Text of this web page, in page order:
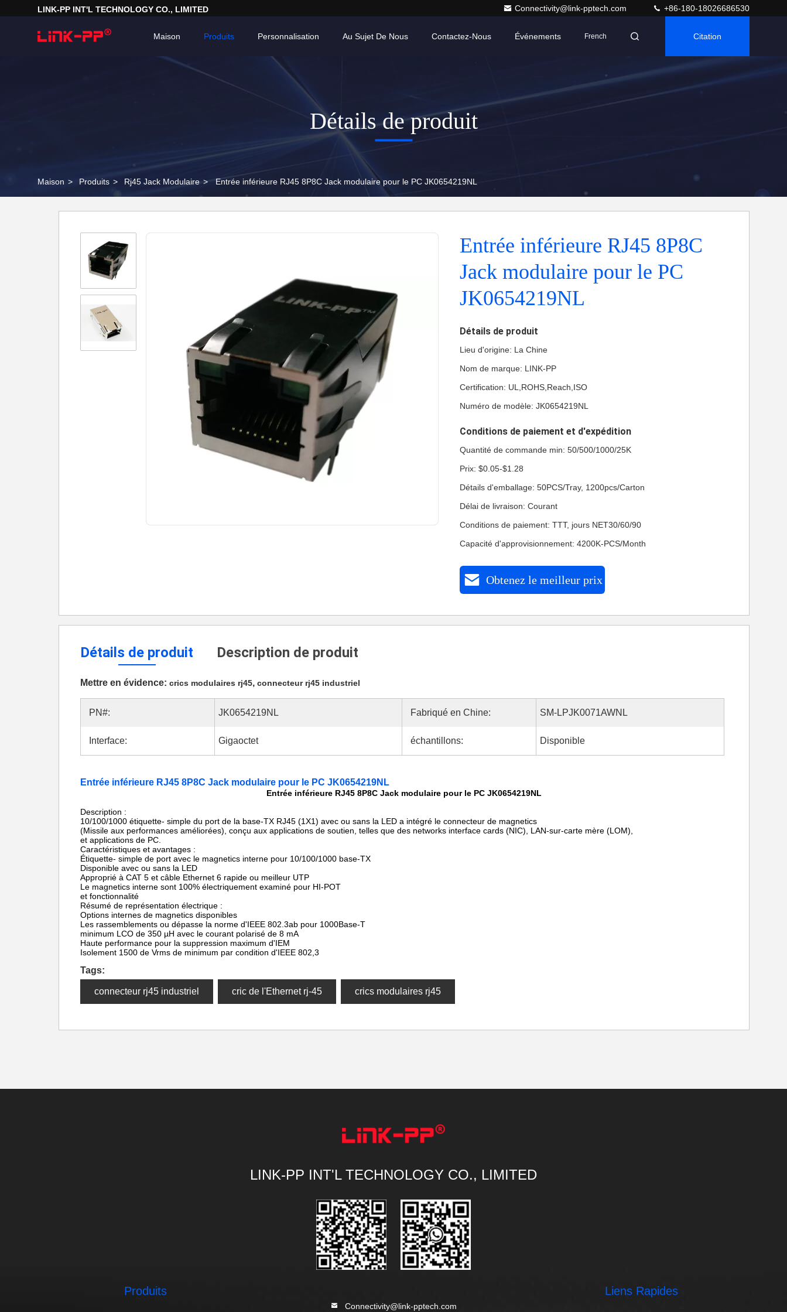
LINK-PP INT'L TECHNOLOGY CO., LIMITED Connectivity@link-pptech.com +86-180-18026686530
Maison Produits Au Sujet De Nous Contactez-Nous Événements
Personnalisation French Citation
Détails de produit
Maison > Produits > Rj45 Jack Modulaire > Entrée inférieure RJ45 8P8C Jack modulaire pour le PC JK0654219NL
Entrée inférieure RJ45 8P8C
Jack modulaire pour le PC
JK0654219NL
Détails de produit
Lieu d'origine: La Chine
Nom de marque: LINK-PP
Certification: UL,ROHS,Reach,ISO
Numéro de modèle: JK0654219NL
Conditions de paiement et d'expédition
Quantité de commande min: 50/500/1000/25K
Prix: $0.05-$1.28
Détails d'emballage: 50PCS/Tray, 1200pcs/Carton
Délai de livraison: Courant
Conditions de paiement: TTT, jours NET30/60/90
Capacité d'approvisionnement: 4200K-PCS/Month
Obtenez le meilleur prix
Détails de produit Description de produit
Mettre en évidence: crics modulaires rj45, connecteur rj45 industriel
PN#: JK0654219NL Fabriqué en Chine: SM-LPJK0071AWNL
Interface: Gigaoctet échantillons: Disponible
Entrée inférieure RJ45 8P8C Jack modulaire pour le PC JK0654219NL
Entrée inférieure RJ45 8P8C Jack modulaire pour le PC JK0654219NL
Description :
10/100/1000 étiquette- simple du port de la base-TX RJ45 (1X1) avec ou sans la LED a intégré le connecteur de magnetics
(Missile aux performances améliorées), conçu aux applications de soutien, telles que des networks interface cards (NIC), LAN-sur-carte mère (LOM),
et applications de PC.
Caractéristiques et avantages :
Étiquette- simple de port avec le magnetics interne pour 10/100/1000 base-TX
Disponible avec ou sans la LED
Approprié à CAT 5 et câble Ethernet 6 rapide ou meilleur UTP
Le magnetics interne sont 100% électriquement examiné pour HI-POT
et fonctionnalité
Résumé de représentation électrique :
Options internes de magnetics disponibles
Les rassemblements ou dépasse la norme d'IEEE 802.3ab pour 1000Base-T
minimum LCO de 350 µH avec le courant polarisé de 8 mA
Haute performance pour la suppression maximum d'IEM
Isolement 1500 de Vrms de minimum par condition d'IEEE 802,3
Tags:
connecteur rj45 industriel cric de l'Ethernet rj-45 crics modulaires rj45
LINK-PP INT'L TECHNOLOGY CO., LIMITED
Produits
Connectivity@link-pptech.com
Liens Rapides